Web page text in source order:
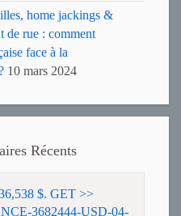
home jackings &
de rue : comment
face à la
10 mars 2024
Récents
$. GET >>
3682444-USD-04-